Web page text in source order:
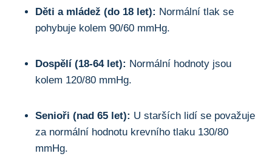
Děti a mládež (do 18 let): Normální tlak se
pohybuje kolem 90/60 mmHg.
Dospělí (18-64 let): Normální hodnoty jsou
kolem 120/80 mmHg.
Senioři (nad 65 let): U starších lidí se považuje
za normální hodnotu krevního tlaku 130/80
mmHg.